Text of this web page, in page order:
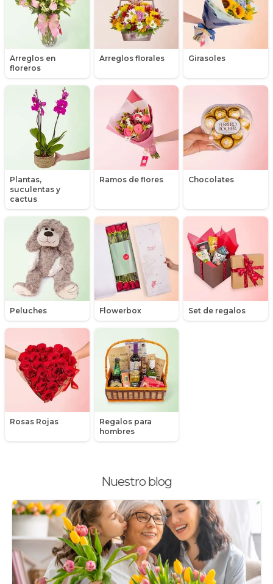
Arreglos en
floreros
Arreglos florales Girasoles
Plantas,
suculentas y
cactus
Ramos de flores Chocolates
Peluches Flowerbox Set de regalos
Rosas Rojas
Regalos para
hombres
Nuestro blog
Flores y Regalos de Navidad
Gerberas
Girasoles
Globos
Graduación
Hipericum
Libros
Maules
Mensajes
Minirosas
Nacimiento de niños
Nacimientos
Nacimientos de niñas
Packs de productos
Peluches
Peonias
Promociones y Ofertas
Ramos de Flores
Ramos de Novia
Ramos de Rosas